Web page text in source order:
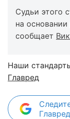
Судьи этого
на основании
сообщает
Наши
Главред